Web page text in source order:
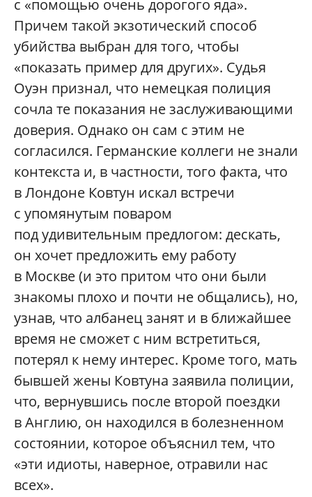
с «помощью очень дорогого яда».
Причем такой экзотический способ
убийства выбран для того, чтобы
«показать пример для других». Судья
Оуэн признал, что немецкая полиция
сочла те показания не заслуживающими
доверия. Однако он сам с этим не
согласился. Германские коллеги не знали
контекста и, в частности, того факта, что
в Лондоне Ковтун искал встречи
с упомянутым поваром
под удивительным предлогом: дескать,
он хочет предложить ему работу
в Москве (и это притом что они были
знакомы плохо и почти не общались), но,
узнав, что албанец занят и в ближайшее
время не сможет с ним встретиться,
потерял к нему интерес. Кроме того, мать
бывшей жены Ковтуна заявила полиции,
что, вернувшись после второй поездки
в Англию, он находился в болезненном
состоянии, которое объяснил тем, что
«эти идиоты, наверное, отравили нас
всех».